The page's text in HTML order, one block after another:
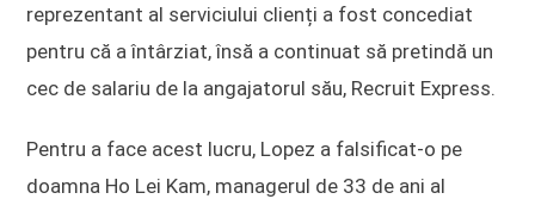
reprezentant al serviciului clienți a fost concediat
pentru că a întârziat, însă a continuat să pretindă un
cec de salariu de la angajatorul său, Recruit Express.
Pentru a face acest lucru, Lopez a falsificat-o pe
doamna Ho Lei Kam, managerul de 33 de ani al